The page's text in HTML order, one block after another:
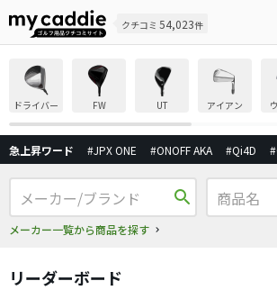
クチコミ 54,023件
ドライバー FW UT アイアン
急上昇ワード #JPX ONE #ONOFF AKA #Qi4D
search
メーカー一覧から商品を探す
リーダーボード